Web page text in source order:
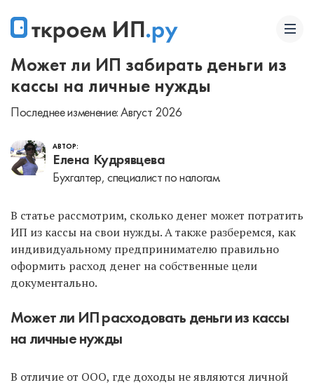
Может ли ИП забирать деньги из
кассы на личные нужды
Последнее изменение: Август 2026
АВТОР:
Елена Кудрявцева
Бухгалтер, специалист по налогам.
В статье рассмотрим, сколько денег может потратить
ИП из кассы на свои нужды. А также разберемся, как
индивидуальному предпринимателю правильно
оформить расход денег на собственные цели
документально.
Может ли ИП расходовать деньги из кассы
на личные нужды
В отличие от ООО, где доходы не являются личной